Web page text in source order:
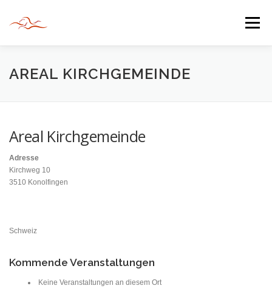
springen
Menü
HERZLICH WILLKOMMEN
INFORMATIONEN
AREAL KIRCHGEMEINDE
Areal Kirchgemeinde
Adresse
Kirchweg 10
3510 Konolfingen
Schweiz
Kommende Veranstaltungen
Keine Veranstaltungen an diesem Ort